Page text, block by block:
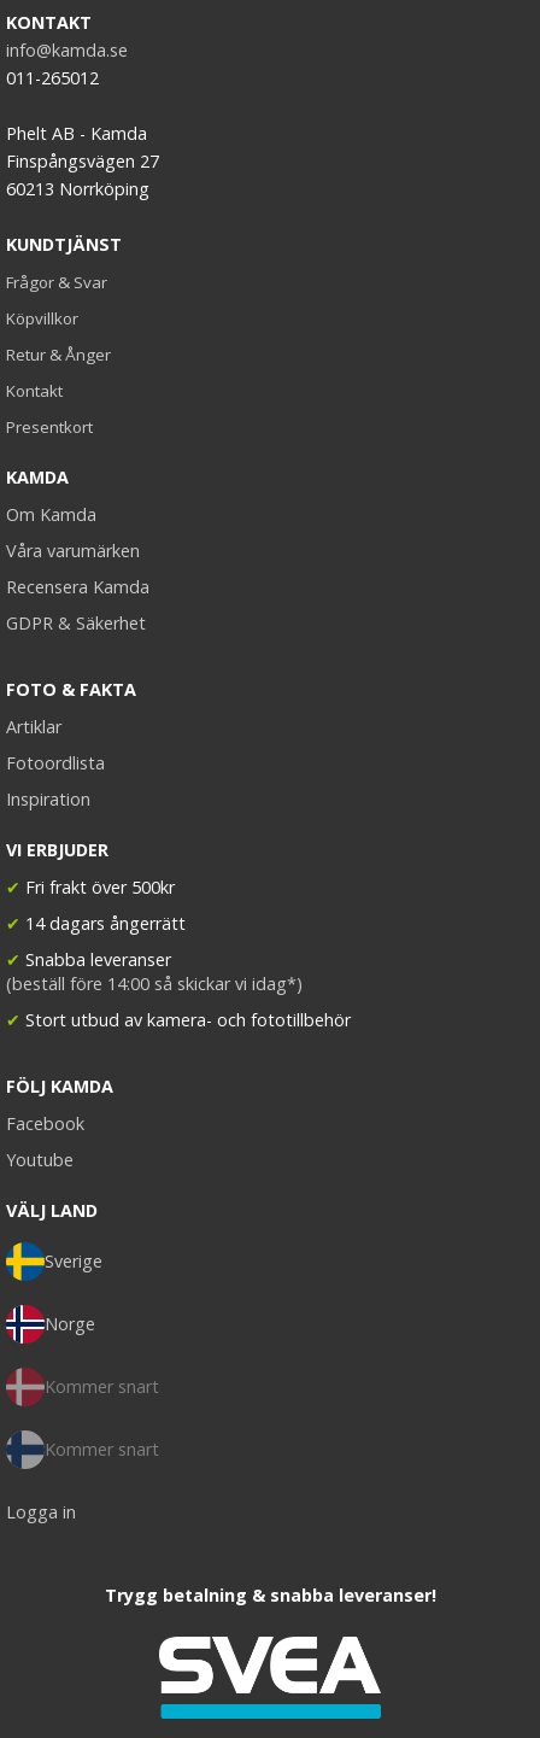
KONTAKT
info@kamda.se
011-265012
Phelt AB - Kamda
Finspångsvägen 27
60213 Norrköping
KUNDTJÄNST
Frågor & Svar
Köpvillkor
Retur & Ånger
Kontakt
Presentkort
KAMDA
Om Kamda
Våra varumärken
Recensera Kamda
GDPR & Säkerhet
FOTO & FAKTA
Artiklar
Fotoordlista
Inspiration
VI ERBJUDER
✔ Fri frakt över 500kr
✔ 14 dagars ångerrätt
✔ Snabba leveranser
(beställ före 14:00 så skickar vi idag*)
✔ Stort utbud av kamera- och fototillbehör
FÖLJ KAMDA
Facebook
Youtube
VÄLJ LAND
Sverige
Norge
Kommer snart
Kommer snart
Logga in
Trygg betalning & snabba leveranser!